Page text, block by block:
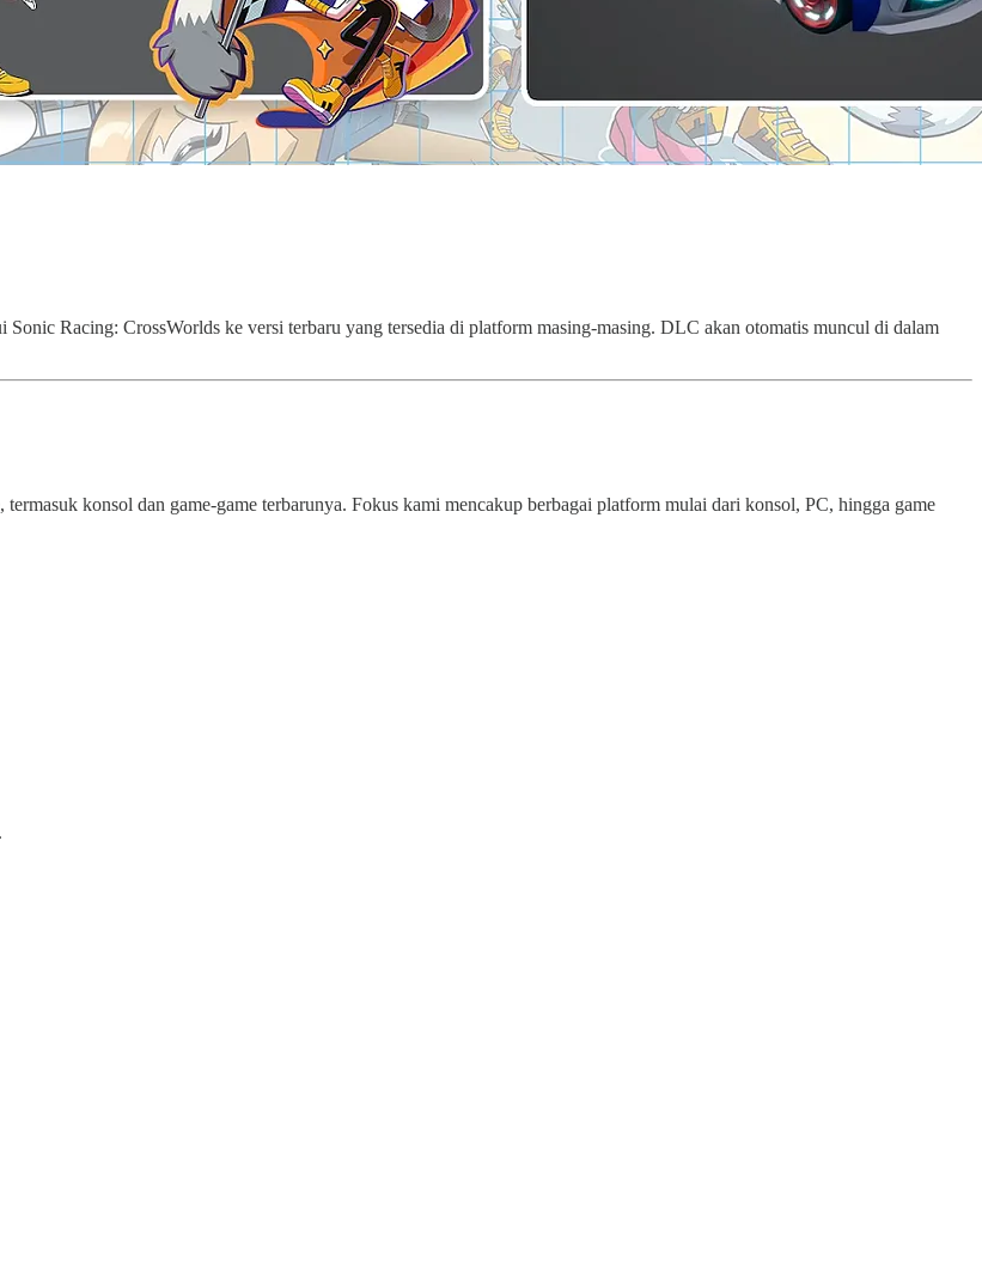
Racing: CrossWorlds ke versi terbaru yang tersedia di platform masing-masing. DLC akan otomatis muncul di dalam
konsol dan game-game terbarunya. Fokus kami mencakup berbagai platform mulai dari konsol, PC, hingga game